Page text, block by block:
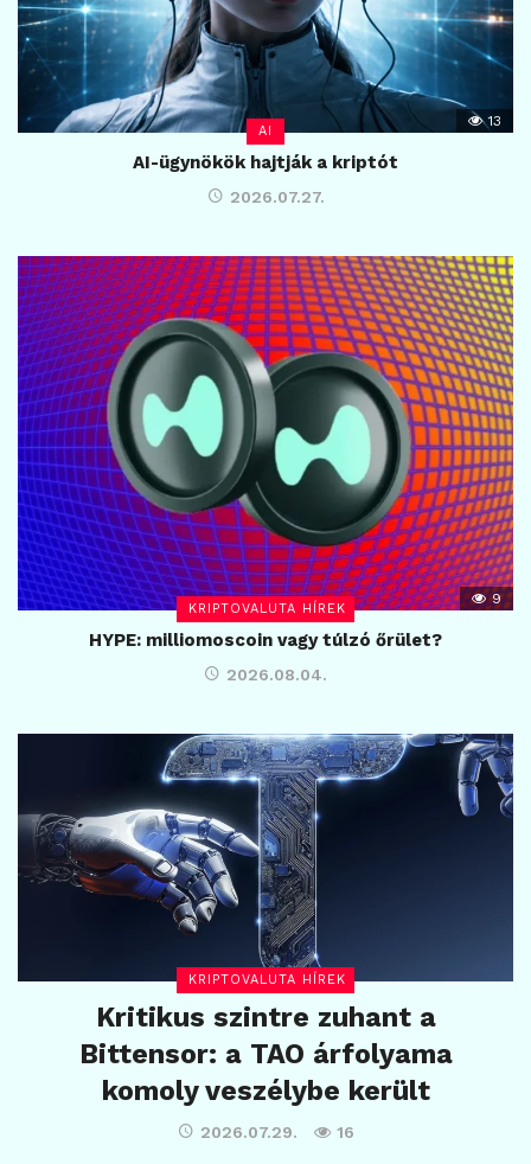
AI
13
AI-ügynökök hajtják a kriptót
2026.07.27.
KRIPTOVALUTA HÍREK
9
HYPE: milliomoscoin vagy túlzó őrület?
2026.08.04.
KRIPTOVALUTA HÍREK
Kritikus szintre zuhant a
Bittensor: a TAO árfolyama
komoly veszélybe került
2026.07.29. 16